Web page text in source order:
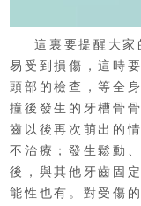
這裏要提醒大家
易受到損傷，這時
頭部的檢查，等全
撞後發生的牙槽骨
齒以後再次萌出的
不治療；發生鬆動
後，與其他牙齒固
能性也有。對受傷